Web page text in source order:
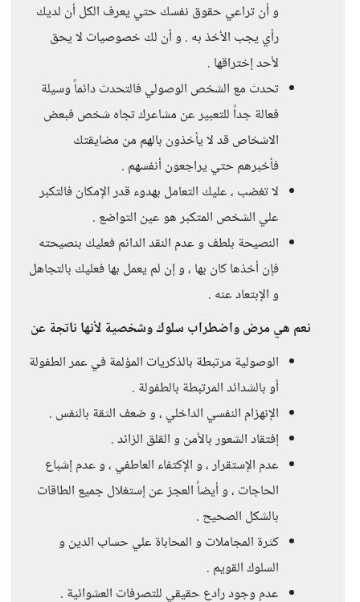
و أن تراعي حقوق نفسك حتي يعرف الكل أن لديك
رأي يجب الأخذ به . و أن لك خصوصيات لا يحق
لأحد إختراقها .
تحدث مع الشخص الوصولي فالتحدث دائماً وسيلة
فعالة جداً للتعبير عن مشاعرك تجاه شخص فبعض
الاشخاص قد لا يأخذون بالهم من مضايقتك
فأخبرهم حتي يراجعون أنفسهم .
لا تغضب ، عليك التعامل بهدوء قدر الإمكان فالتكبر
علي الشخص المتكبر هو عين التواضع .
النصيحة بلطف و عدم النقد الدائم فعليك بنصيحته
فإن أخذها كان بها ، و إن لم يعمل بها فعليك بالتجاهل
و الإبتعاد عنه .
نعم هي مرض واضطراب سلوك وشخصية لأنها ناتجة عن
الوصولية مرتبطة بالذكريات المؤلمة في عمر الطفولة
أو بالشدائد المرتبطة بالطفولة .
الإنهزام النفسي الداخلي ، و ضعف الثقة بالنفس .
إفتقاد الشعور بالأمن و القلق الزائد .
عدم الإستقرار ، و الإكتفاء العاطفي ، و عدم إشباع
الحاجات ، و أيضاً العجز عن إستغلال جميع الطاقات
بالشكل الصحيح .
كثرة المجاملات و المحاباة علي حساب الدين و
السلوك القويم .
عدم وجود رادع حقيقي للتصرفات العشوائية .